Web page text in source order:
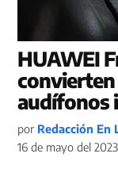
HUAWEI
convierten
audífonos
por Redacción En
16 de mayo del